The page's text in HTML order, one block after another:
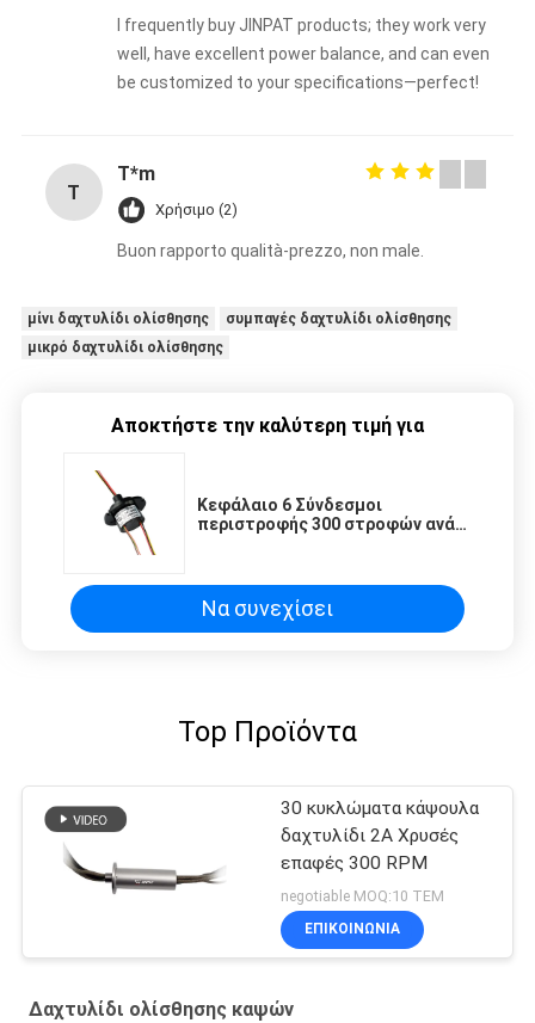
I frequently buy JINPAT products; they work very
well, have excellent power balance, and can even
be customized to your specifications—perfect!
T
T*m
Χρήσιμο (2)
Buon rapporto qualità-prezzo, non male.
μίνι δαχτυλίδι ολίσθησης
συμπαγές δαχτυλίδι ολίσθησης
μικρό δαχτυλίδι ολίσθησης
Αποκτήστε την καλύτερη τιμή για
Κεφάλαιο 6 Σύνδεσμοι
περιστροφής 300 στροφών ανά
Να συνεχίσει
Top Προϊόντα
30 κυκλώματα κάψουλα
δαχτυλίδι 2A Χρυσές
επαφές 300 RPM
negotiable MOQ:10 ΤΕΜ
ΕΠΙΚΟΙΝΩΝΙΑ
Δαχτυλίδι ολίσθησης καψών